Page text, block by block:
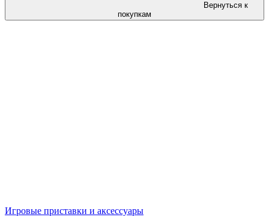
Вернуться к
покупкам
Игровые приставки и аксессуары